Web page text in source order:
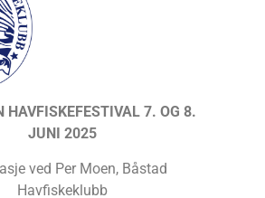
HAVFISKEFESTIVAL 7. OG 8.
JUNI 2025
ved Per Moen, Båstad
Havfiskeklubb